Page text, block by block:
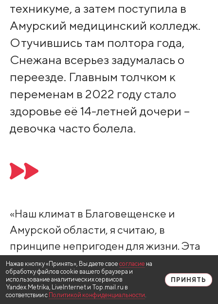
техникуме, а затем поступила в
Амурский медицинский колледж.
Отучившись там полтора года,
Снежана всерьез задумалась о
переезде. Главным толчком к
переменам в 2022 году стало
здоровье её 14-летней дочери –
девочка часто болела.
«Наш климат в Благовещенске и
Амурской области, я считаю, в
принципе непригоден для жизни. Эта
вечная мерзлота, затяжная зима… Нам
очень хотелось тепла, солнца, моря,
хороших продуктов и вкусных спелых
Нажав кнопку «Принять», Вы даете свое согласие на
обработку файлов cookie вашего браузера и
использование аналитических сервисов
Yandex.Metrika, LiveInternet и Top.mail.ru в
соответствии с Политикой конфиденциальности.
ПРИНЯТЬ